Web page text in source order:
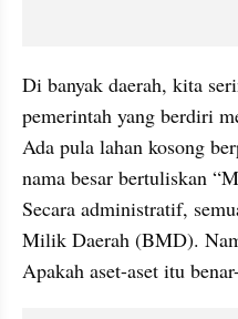
Di banyak daerah, kita
pemerintah yang berdiri
Ada pula lahan kosong
nama besar bertuliskan
Secara administratif,
Milik Daerah (BMD).
Apakah aset-aset itu